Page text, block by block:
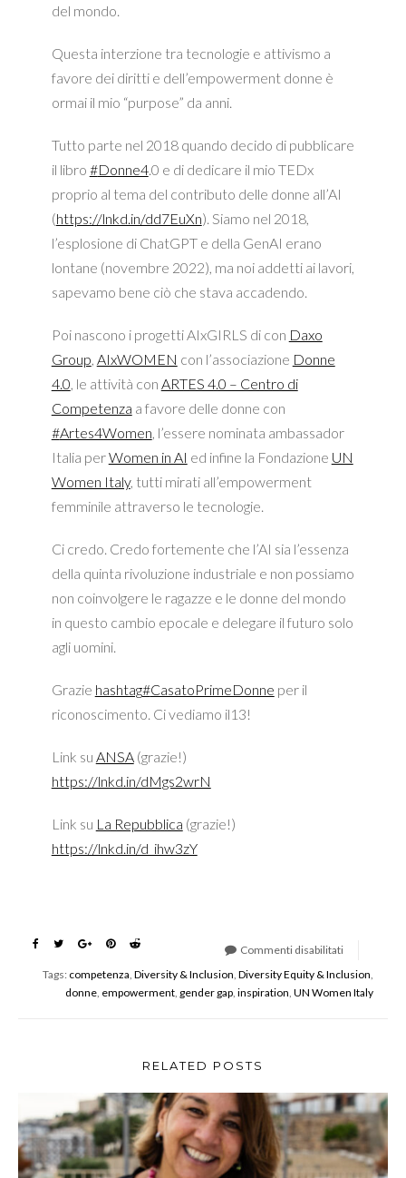
del mondo.
Questa interzione tra tecnologie e attivismo a
favore dei diritti e dell’empowerment donne è
ormai il mio “purpose” da anni.
Tutto parte nel 2018 quando decido di pubblicare
il libro #Donne4.0 e di dedicare il mio TEDx
proprio al tema del contributo delle donne all’AI
(https://lnkd.in/dd7EuXn). Siamo nel 2018,
l’esplosione di ChatGPT e della GenAI erano
lontane (novembre 2022), ma noi addetti ai lavori,
sapevamo bene ciò che stava accadendo.
Poi nascono i progetti AIxGIRLS di con Daxo
Group, AIxWOMEN con l’associazione Donne
4.0, le attività con ARTES 4.0 – Centro di
Competenza a favore delle donne con
#Artes4Women, l’essere nominata ambassador
Italia perWomen in AI ed infine la Fondazione UN
Women Italy, tutti mirati all’empowerment
femminile attraverso le tecnologie.
Ci credo. Credo fortemente che l’AI sia l’essenza
della quinta rivoluzione industriale e non possiamo
non coinvolgere le ragazze e le donne del mondo
in questo cambio epocale e delegare il futuro solo
agli uomini.
Grazie hashtag#CasatoPrimeDonne per il
riconoscimento. Ci vediamo il13!
Link su ANSA(grazie!)
https://lnkd.in/dMgs2wrN
Link su La Repubblica (grazie!)
https://lnkd.in/d_ihw3zY
Commenti disabilitati
su
Premio
Tags: competenza Diversity & Inclusion Diversity Equity & Inclusion
donne empowerment gender gap inspiration UN Women Italy
RELATED POSTS